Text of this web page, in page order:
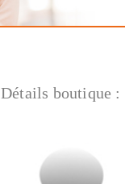
Détails boutique :